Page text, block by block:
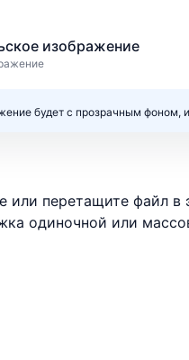
изображение
будет с прозрачным фоном,
или перетащите файл в
одиночной или